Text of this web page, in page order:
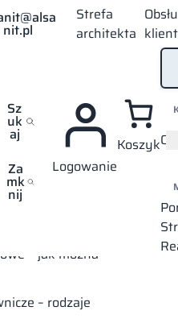
nit.pl
Strefa
architekta
Sz
uk
aj
Za
mk
nij
Logowanie
Koszyk
szafki ubraniowe –
– jak można
– rodzaje